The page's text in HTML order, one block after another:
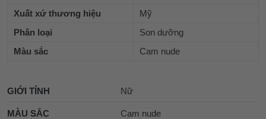
Xuất xứ thương hiệu
Mỹ
Phân loại
Son dưỡng
Màu sắc
Cam nude
GIỚI TÍNH Nữ
MÀU SẮC Cam nude